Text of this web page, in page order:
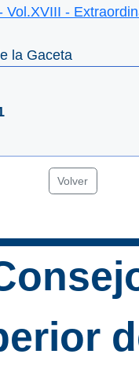
Vol.XVIII -
la Gaceta
Volver